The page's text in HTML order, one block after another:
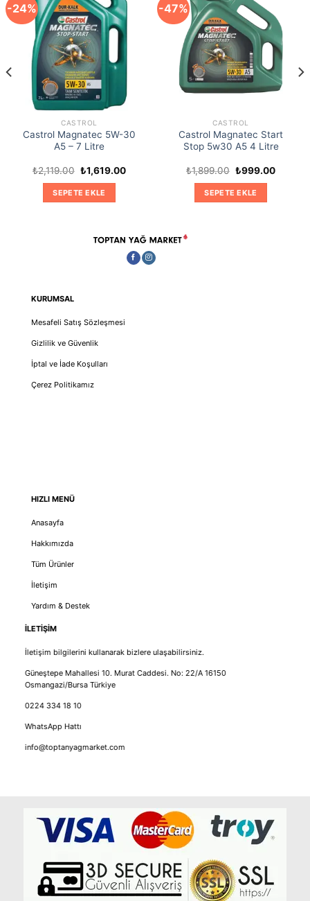
-24%
CASTROL
Castrol Magnatec 5W-30
A5 – 7 Litre
₺2,119.00 Orijinal
fiyat:
₺2,119.00.
₺1,619.00Şu
SEPETE EKLE
-47%
CASTROL
Castrol Magnatec Start
Stop 5w30 A5 4 Litre
₺1,899.00 Orijinal
₺1,899.00.
₺999.00Şu
SEPETE EKLE
KURUMSAL
Mesafeli Satış Sözleşmesi
Gizlilik ve Güvenlik
İptal ve İade Koşulları
Çerez Politikamız
HIZLI MENÜ
Anasayfa
Hakkımızda
Tüm Ürünler
İletişim
Yardım & Destek
İLETİŞİM
İletişim bilgilerini kullanarak bizlere ulaşabilirsiniz.
Güneştepe Mahallesi 10. Murat Caddesi. No: 22/A 16150
Osmangazi/Bursa Türkiye
0224 334 18 10
WhatsApp Hattı
info@toptanyagmarket.com